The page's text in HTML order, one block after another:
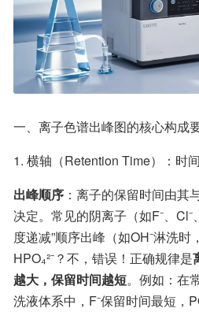
一、离子色谱出峰图的核心构成
1. 横轴（Retention Time）：时
出峰顺序 ：离子的保留时间由其
决定。常见的阴离子（如F⁻、Cl⁻
度递减”顺序出峰（如OH⁻淋洗时
HPO₄²⁻？不，错误！正确规律是
越大，保留时间越短。例如：在
洗液体系中，F⁻保留时间最短，